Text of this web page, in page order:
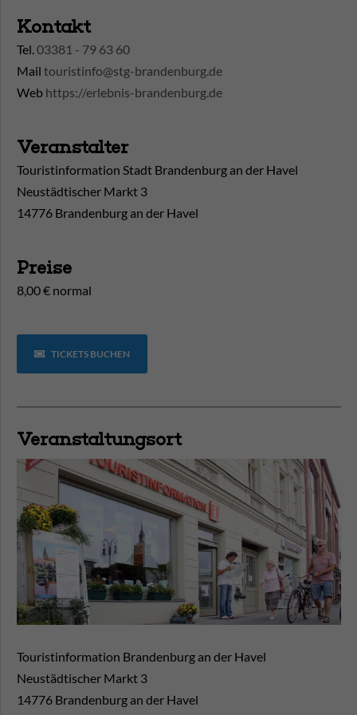
Kontakt
Tel.03381 - 79 63 60
Mail touristinfo@stg-brandenburg.de
Web https://erlebnis-brandenburg.de
Veranstalter
Touristinformation Stadt Brandenburg an der Havel
Neustädtischer Markt 3
14776 Brandenburg an der Havel
Preise
8,00 € normal
TICKETS BUCHEN
Veranstaltungsort
Touristinformation Brandenburg an der Havel
Neustädtischer Markt 3
14776 Brandenburg an der Havel